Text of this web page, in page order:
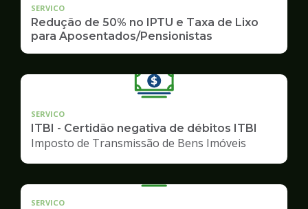
SERVICO
Redução de 50% no IPTU e Taxa de Lixo
para Aposentados/Pensionistas
SERVICO
ITBI - Certidão negativa de débitos ITBI
Imposto de Transmissão de Bens Imóveis
SERVICO